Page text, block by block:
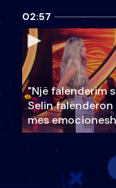
02:57
"Një falenderim
Selin
mes